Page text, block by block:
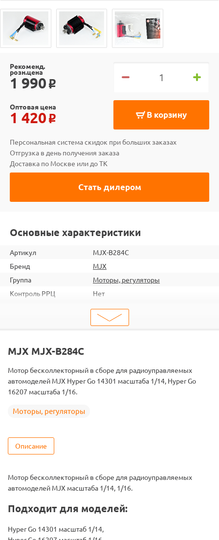
Рекоменд.
розн.цена
1 990 o
В корзину
Оптовая цена
1 420 o
Персональная система скидок при больших заказах
Отгрузка в день получения заказа
Доставка по Москве или до ТК
Стать дилером
Основные характеристики
Артикул
MJX-B284C
Бренд
MJX
Группа
Моторы, регуляторы
Контроль РРЦ
Нет
2000000271958
Моторы
Подходит
MJX MJX-B284C
Мотор бесколлекторный в сборе для радиоуправляемых
автомоделей MJX Hyper Go 14301 масштаба 1/14, Hyper Go
16207 масштаба 1/16.
Моторы, регуляторы
Описание
Мотор бесколлекторный в сборе для радиоуправляемых
автомоделей MJX масштаба 1/14, 1/16.
Подходит для моделей:
Hyper Go 14301 масштаб 1/14,